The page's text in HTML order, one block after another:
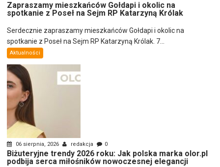
Zapraszamy mieszkańców Gołdapi i okolic na
spotkanie z Poseł na Sejm RP Katarzyną Królak
Serdecznie zapraszamy mieszkańców Gołdapi i okolic na
spotkanie z Poseł na Sejm RP Katarzyną Królak. 7...
Aktualności
06 sierpnia, 2026 redakcja 0
Biżuteryjne trendy 2026 roku: Jak polska marka olor.pl
podbija serca miłośników nowoczesnej elegancji